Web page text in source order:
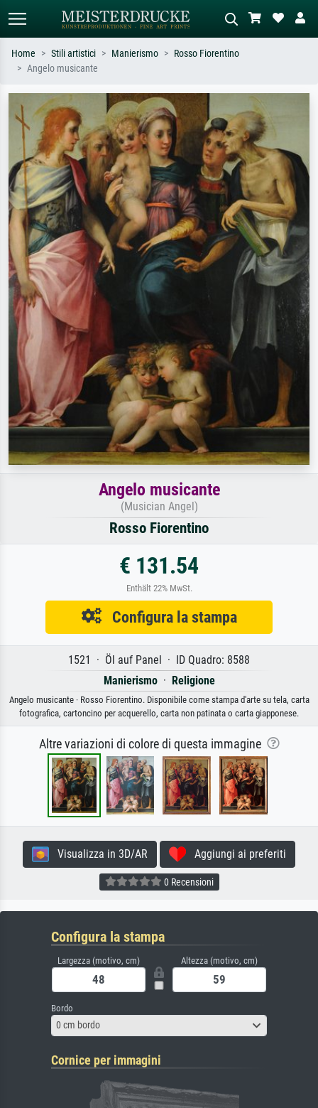
Cerca per artista, titolo o stile – es.
Monet, Notte stellata,
Impressionismo, onda di Hokusai,
nudo.
Descrivi la scena – es. prato verde,
astratto con molto rosso, dipinto a
olio scuro, nudo in piedi vicino a un
albero.
Home Stili artistici Manierismo
Rosso Fiorentino
Angelo musicante
Angelo musicante
(Musician Angel)
Rosso Fiorentino
€ 131.54
Enthält 22% MwSt.
Configura la stampa
1521 · Öl auf Panel · ID Quadro: 8588
Manierismo· Religione
Angelo musicante · Rosso Fiorentino. Disponibile come stampa d'arte su tela, carta
fotografica, cartoncino per acquerello, carta non patinata o carta giapponese.
Altre variazioni di colore di questa immagine
Visualizza in 3D/AR Aggiungi ai preferiti
0 Recensioni
Configura la stampa
Largezza (motivo, cm) Altezza (motivo, cm)
Bordo
0 cm bordo
Cornice per immagini